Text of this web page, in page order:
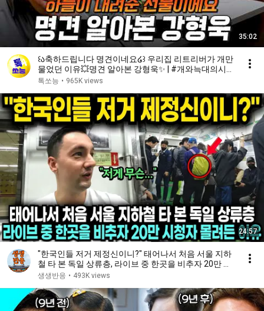
35:02
꒰ა축하드립니다 명견이네요໒꒱ 우리집 리트리버가 개만
물었던 이유💥명견 알아본 강형욱✨ | #개와늑대의시간
2 6회
톡쏘능 • 965K views
24:57
"한국인들 저거 제정신이니?" 태어나서 처음 서울 지하
철 타 본 독일 상류층, 라이브 중 한곳을 비추자 20만 시
청자 몰려든 이유
생생반응 • 493K views